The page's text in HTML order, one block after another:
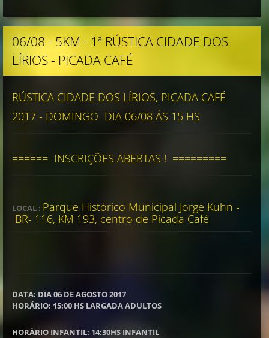
06/08 - 5KM - 1ª RÚSTICA CIDADE DOS
LÍRIOS - PICADA CAFÉ
RÚSTICA CIDADE DOS LÍRIOS, PICADA CAFÉ
2017 - DOMINGO DIA 06/08 ÁS 15 HS
====== INSCRIÇÕES ABERTAS ! =========
LOCAL : Parque Histórico Municipal Jorge Kuhn -
BR- 116, KM 193, centro de Picada Café
DATA: DIA 06 DE AGOSTO 2017
HORÁRIO: 15:00 HS LARGADA ADULTOS
HORÁRIO INFANTIL: 14:30HS INFANTIL